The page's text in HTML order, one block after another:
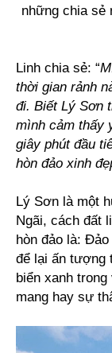
những chia sẻ
Linh chia sẻ: “
thời gian rảnh
đi. Biết Lý Sơn
mình cảm thấy
giây phút đầu
hòn đảo xinh
Lý Sơn là một
Ngãi, cách đất
hòn đảo là:
để lại ấn tượng
biển xanh
mang hay sự